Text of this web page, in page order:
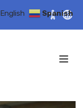
English Spanish